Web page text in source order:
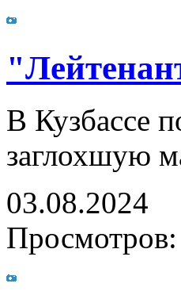
В Кузбассе
заглохшую
03.08.2024
Просмотров: